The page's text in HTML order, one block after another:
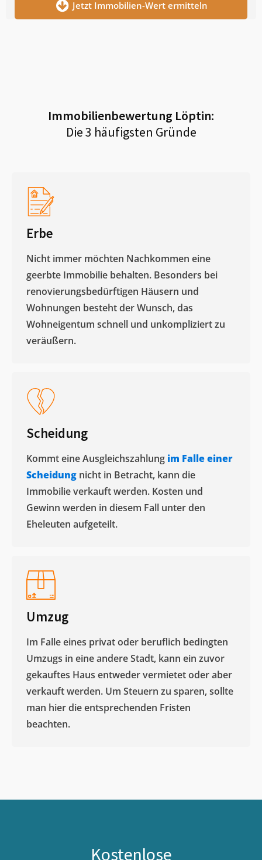
Jetzt Immobilien-Wert ermitteln
Immobilienbewertung Löptin:
Die 3 häufigsten Gründe
Erbe
Nicht immer möchten Nachkommen eine
geerbte Immobilie behalten. Besonders bei
renovierungsbedürftigen Häusern und
Wohnungen besteht der Wunsch, das
Wohneigentum schnell und unkompliziert zu
veräußern. ​
Scheidung
Kommt eine Ausgleichszahlung im Falle einer
Scheidung nicht in Betracht, kann die
Immobilie verkauft werden. Kosten und
Gewinn werden in diesem Fall unter den
Eheleuten aufgeteilt.​
Umzug
Im Falle eines privat oder beruflich bedingten
Umzugs in eine andere Stadt, kann ein zuvor
gekauftes Haus entweder vermietet oder aber
verkauft werden. Um Steuern zu sparen, sollte
man hier die entsprechenden Fristen
beachten.
Kostenlose